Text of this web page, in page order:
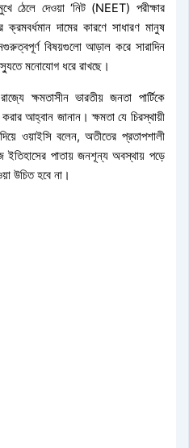
ঠেলে দেওয়া ‘নিট (NEET) পরীক্ষার
দামের কারণে সাধারণ মানুষ
বিষয়গুলো আড়াল করে সারাদিন
মনোযোগ ধরে রাখছে।
ক্ষমতাসীন ভারতীয় জনতা পার্টিকে
আহ্বান জানান। ক্ষমতা যে চিরস্থায়ী
ওয়াইসি বলেন, অতীতের প্রতাপশালী
পাতায় জনশূন্য অবস্থায় পড়ে
উচিত হবে না।